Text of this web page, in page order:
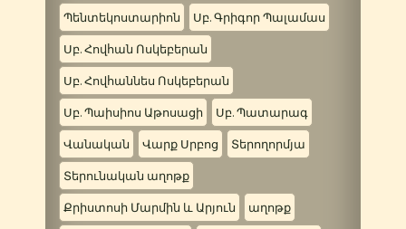
Պենտեկոստարիոն Սբ. Գրիգոր Պալամաս
Սբ. Հովհան Ոսկեբերան
Սբ. Հովհաննես Ոսկեբերան
Սբ. Պաիսիոս Աթոսացի Սբ. Պատարագ
Վանական Վարք Սրբոց Տերողորմյա
Տերունական աղոթք
Քրիստոսի Մարմին և Արյուն աղոթք